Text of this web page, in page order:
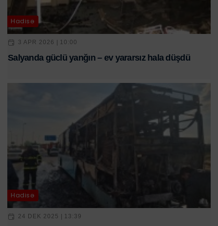
Hadisə
3 APR 2026 | 10:00
Salyanda güclü yanğın – ev yararsız hala düşdü
Hadisə
24 DEK 2025 | 13:39